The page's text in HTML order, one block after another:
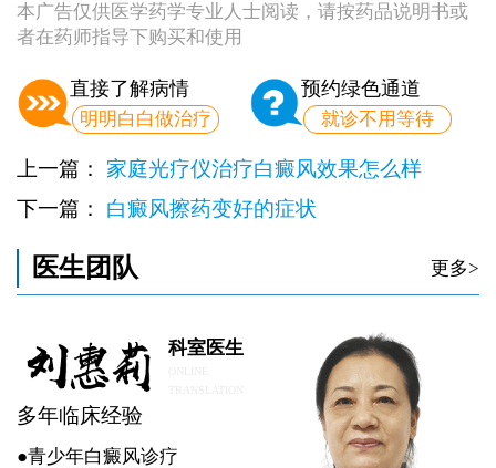
本广告仅供医学药学专业人士阅读，请按药品说明书或
者在药师指导下购买和使用
直接了解病情
明明白白做治疗
预约绿色通道
就诊不用等待
上一篇： 家庭光疗仪治疗白癜风效果怎么样
下一篇： 白癜风擦药变好的症状
医生团队 更多>
科室医生
多年临床经验
●青少年白癜风诊疗